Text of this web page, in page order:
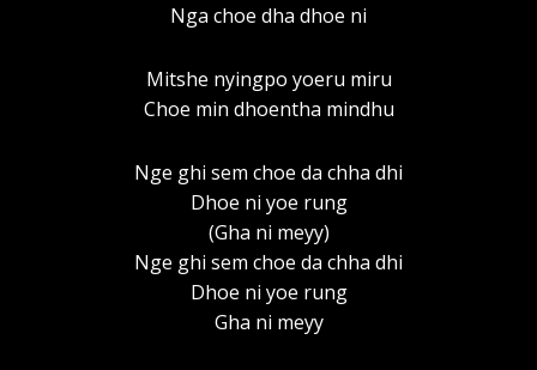
Nga choe dha dhoe ni
Mitshe nyingpo yoeru miru
Choe min dhoentha mindhu
Nge ghi sem choe da chha dhi
Dhoe ni yoe rung
(Gha ni meyy)
Nge ghi sem choe da chha dhi
Dhoe ni yoe rung
Gha ni meyy